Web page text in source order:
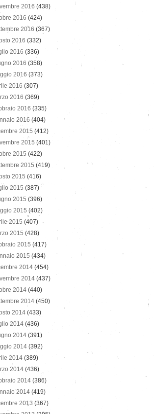
2016 (438)
2016 (424)
2016 (367)
2016 (332)
2016 (336)
2016 (358)
2016 (373)
2016 (307)
2016 (369)
2016 (335)
2016 (404)
2015 (412)
2015 (401)
2015 (422)
2015 (419)
2015 (416)
2015 (387)
2015 (396)
2015 (402)
2015 (407)
2015 (428)
2015 (417)
2015 (434)
2014 (454)
2014 (437)
2014 (440)
2014 (450)
2014 (433)
2014 (436)
2014 (391)
2014 (392)
2014 (389)
2014 (436)
2014 (386)
2014 (419)
2013 (367)